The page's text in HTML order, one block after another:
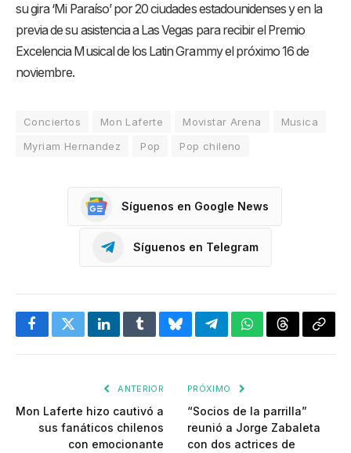
su gira ‘Mi Paraíso’ por 20 ciudades estadounidenses y en la
previa de su asistencia a Las Vegas para recibir el Premio
Excelencia Musical de los Latin Grammy el próximo 16 de
noviembre.
Conciertos Mon Laferte Movistar Arena
Musica
Myriam Hernandez
Pop Pop chileno
Síguenos en Google News
Síguenos en Telegram
FacebookTwitterLinkedInTumblrBlueskyTelegramWhatsApp
Threads
ANTERIOR
Mon Laferte hizo cautivó a
sus fanáticos chilenos
con emocionante
PRÓXIMO
“Socios de la parrilla”
reunió a Jorge Zabaleta
con dos actrices de